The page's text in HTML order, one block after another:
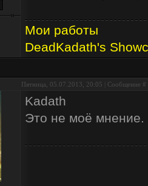
Мои работы
DeadKadath's
Пятница, 05.07.2013, 20:05 | Сообщение #
Kadath
Это не моё мнение.